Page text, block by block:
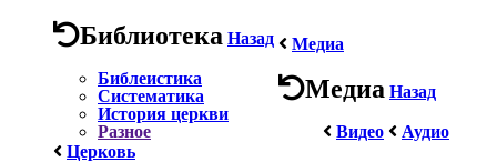
Библиотека Назад
Библеистика
Систематика
История церкви
Разное
Медиа
Медиа Назад
Видео
Аудио
Церковь